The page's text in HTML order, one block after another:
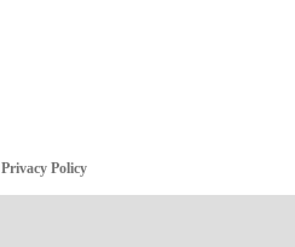
Privacy Policy